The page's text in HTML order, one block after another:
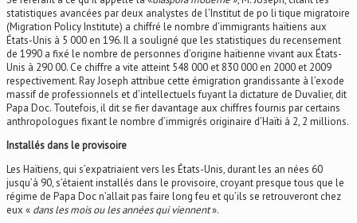
statistiques avancées par deux analystes de l’Institut de po li tique migratoire
(Migration Policy Institute) a chiffré le nombre d’immigrants haïtiens aux
États-Unis à 5 000 en 196. Il a souligné que les statistiques du recensement
de 1990 a fixé le nombre de personnes d’origine haïtienne vivant aux États-
Unis à 290 00. Ce chiffre a vite atteint 548 000 et 830 000 en 2000 et 2009
respectivement. Ray Joseph attribue cette émigration grandissante à l’exode
massif de professionnels et d’intellectuels fuyant la dictature de Duvalier, dit
Papa Doc. Toutefois, il dit se fier davantage aux chiffres fournis par certains
anthropologues fixant le nombre d’immigrés originaire d’Haïti à 2, 2 millions.
Installés dans le provisoire
Les Haïtiens, qui s’expatriaient vers les États-Unis, durant les an nées 60
jusqu’à 90, s’étaient installés dans le provisoire, croyant presque tous que le
régime de Papa Doc n’allait pas faire long feu et qu’ils se retrouveront chez
eux « dans les mois ou les années qui viennent».